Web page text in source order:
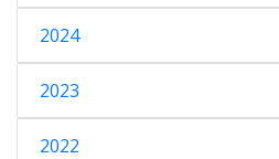
2024
2023
2022